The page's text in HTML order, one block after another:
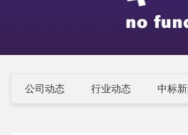
公司动态 行业动态 中标